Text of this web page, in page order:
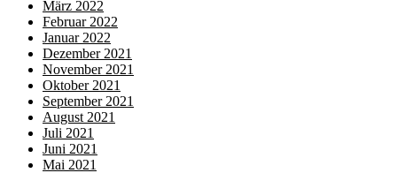
März 2022
Februar 2022
Januar 2022
Dezember 2021
November 2021
Oktober 2021
September 2021
August 2021
Juli 2021
Juni 2021
Mai 2021